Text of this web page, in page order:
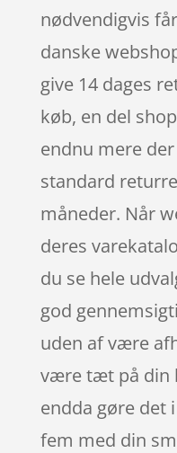
nødvendigvis
danske
give 14 dages
køb, en del
endnu mere
standard
måneder. Når
deres
du se hele
god
uden af være
være tæt på din
endda gøre det
fem med din